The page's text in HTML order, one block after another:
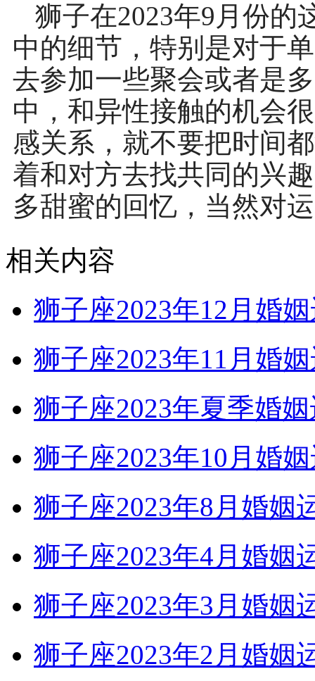
狮子在2023年9月份的
中的细节，特别是对于
去参加一些聚会或者是
中，和异性接触的机会
感关系，就不要把时间
着和对方去找共同的兴
多甜蜜的回忆，当然对
相关内容
狮子座2023年12月婚
狮子座2023年11月
狮子座2023年夏季婚
狮子座2023年10月
狮子座2023年8月婚姻
狮子座2023年4月婚姻
狮子座2023年3月婚
狮子座2023年2月婚姻